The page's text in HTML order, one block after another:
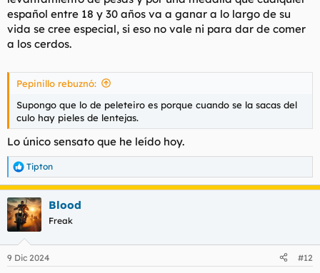
español entre 18 y 30 años va a ganar a lo largo de su
vida se cree especial, si eso no vale ni para dar de comer
a los cerdos.
Pepinillo rebuznó:
Supongo que lo de peleteiro es porque cuando se la sacas del
culo hay pieles de lentejas.
Lo único sensato que he leído hoy.
R
e
c
c
i
e
Tipton
Blood
Freak
9 Dic 2024 #12